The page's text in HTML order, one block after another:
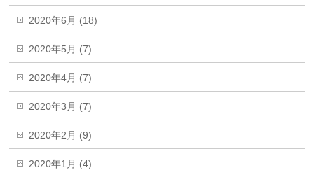
2020年6月 (18)
2020年5月 (7)
2020年4月 (7)
2020年3月 (7)
2020年2月 (9)
2020年1月 (4)